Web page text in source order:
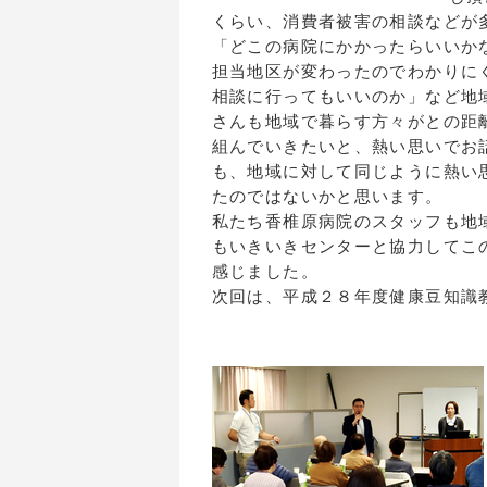
くらい、消費者被害の相談など
「どこの病院にかかったらいい
担当地区が変わったのでわかり
相談に行ってもいいのか」など
さんも地域で暮らす方々がとの
組んでいきたいと、熱い思いで
も、地域に対して同じように熱
たのではないかと思います。
私たち香椎原病院のスタッフも
もいきいきセンターと協力して
感じました。
次回は、平成２８年度健康豆知